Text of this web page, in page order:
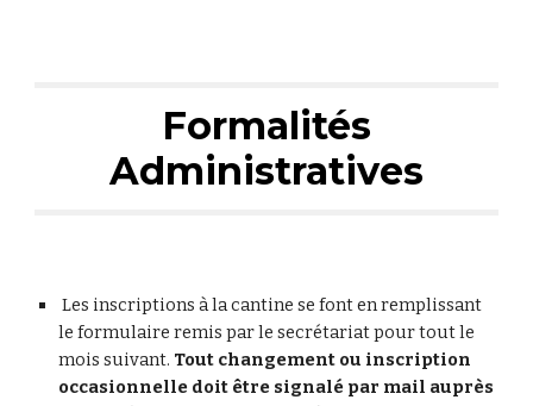
Formalités
Administratives
Les inscriptions à la cantine se font en remplissant
le formulaire remis par le secrétariat pour tout le
mois suivant. Tout changement ou inscription
occasionnelle doit être signalé par mail auprès